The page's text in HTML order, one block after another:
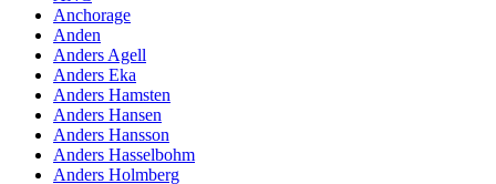
Anchorage
Anden
Anders Agell
Anders Eka
Anders Hamsten
Anders Hansen
Anders Hansson
Anders Hasselbohm
Anders Holmberg